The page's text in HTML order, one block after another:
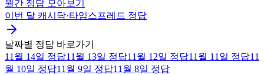
월간 정답 모아보기
이번 달 캐시닥·타임스프레드 정답
날짜별 정답 바로가기
11월 14일 정답11월 13일 정답11월 12일 정답11월 11일 정답11
월 10일 정답11월 9일 정답11월 8일 정답